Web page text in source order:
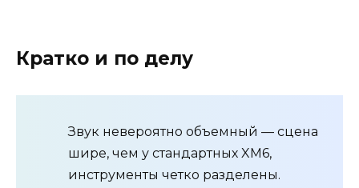
Кратко и по делу
Звук невероятно объемный — сцена
шире, чем у стандартных XM6,
инструменты четко разделены.